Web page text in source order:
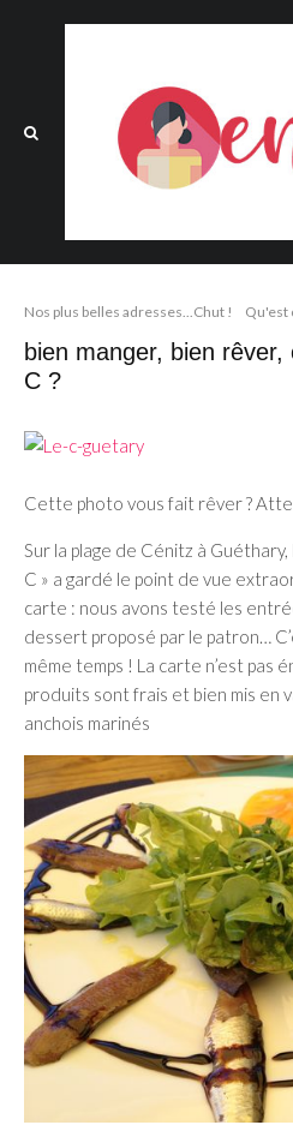
Nos plus belles adresses...Chut ! Qu'est
bien manger, bien
C ?
Cette photo vous fait rêver ?
Sur la plage de Cénitz à
C » a gardé le point de vue
carte : nous avons testé les
dessert proposé par le patron…
même temps ! La carte n’est pas
produits sont frais et bien mis en
anchois marinés